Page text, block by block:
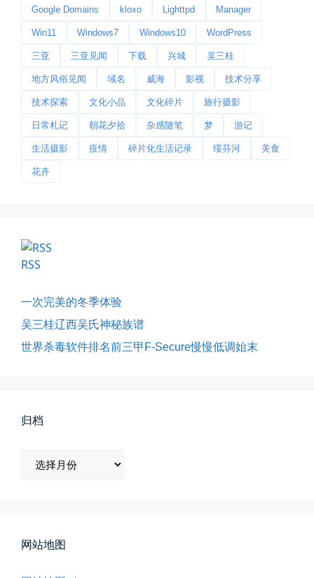
今日春分
早晨外面阴天，等我在厨房把热的...
影子是我的情人
我的影子是我的情人，心是仇敌—...
晨风微凉，小区花香正浓。 从外...
Google Domains kloxo Lighttpd Manager
Win11 Windows7 Windows10 WordPress
三亚 三亚见闻 下载 兴城 吴三桂
地方风俗见闻 域名 威海 影视 技术分享
技术探索 文化小品 文化碎片 旅行摄影
日常札记 朝花夕拾 杂感随笔 梦 游记
生活摄影 疫情 碎片化生活记录 绥芬河 美食
花卉
RSS
一次完美的冬季体验
吴三桂辽西吴氏神秘族谱
世界杀毒软件排名前三甲F-Secure慢慢低调始末
归档
网站地图